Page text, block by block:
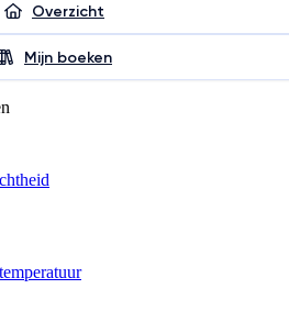
Overzicht
Mijn boeken